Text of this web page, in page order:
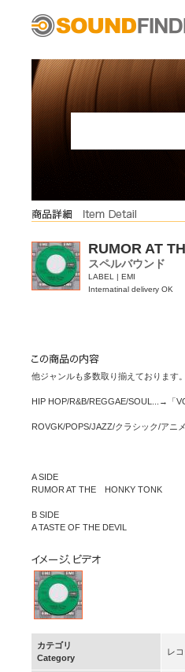
RUMOR AT
スペルバウンド
LABEL | EMI
Internatinal delivery OK
他ジャンルも多数取り揃えております
HIP HOP/R&B/REGGAE/SOUL...→「
ROVGK/POPS/JAZZ/クラシック/アニ
A SIDE
RUMOR AT THE HONKY TONK
B SIDE
A TASTE OF THE DEVIL
カテゴリ
Category
レ